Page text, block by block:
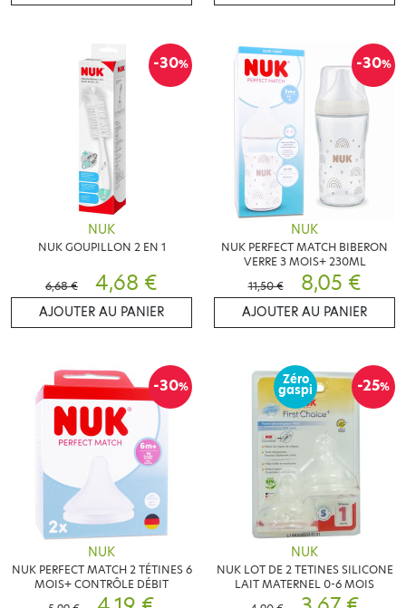
-30%
NUK
NUK GOUPILLON 2 EN 1
6,68 € 4,68 €
AJOUTER AU PANIER
-30%
NUK
NUK PERFECT MATCH BIBERON
VERRE 3 MOIS+ 230ML
11,50 €
8,05 €
AJOUTER AU PANIER
-30%
NUK
NUK PERFECT MATCH 2 TÉTINES 6
MOIS+ CONTRÔLE DÉBIT
-25%
Zéro
gaspi
NUK
NUK LOT DE 2 TETINES SILICONE
LAIT MATERNEL 0-6 MOIS